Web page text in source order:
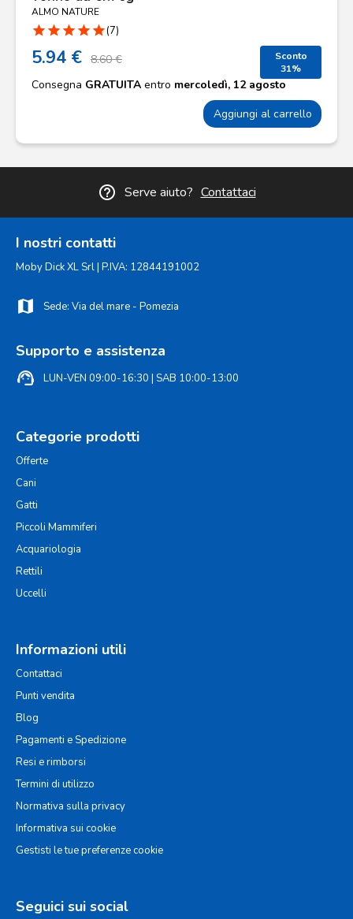
ALMO NATURE
star star star star star(7)
5.94 € 8.60 €
Sconto
31%
Consegna GRATUITA entro mercoledì, 12 agosto
Aggiungi al carrello
help_outline Serve aiuto? Contattaci
I nostri contatti
Moby Dick XL Srl | P.IVA: 12844191002
map Sede: Via del mare - Pomezia
Supporto e assistenza
support_agent LUN-VEN 09:00-16:30 | SAB 10:00-13:00
Categorie prodotti
Offerte
Cani
Gatti
Piccoli Mammiferi
Acquariologia
Rettili
Uccelli
Informazioni utili
Contattaci
Punti vendita
Blog
Pagamenti e Spedizione
Resi e rimborsi
Termini di utilizzo
Normativa sulla privacy
Informativa sui cookie
Gestisti le tue preferenze cookie
Seguici sui social